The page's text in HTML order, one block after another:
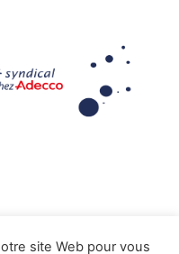
site Web pour vous